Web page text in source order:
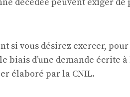
si vous désirez exercer,
d’une demande écrite
élaboré par la CNIL.